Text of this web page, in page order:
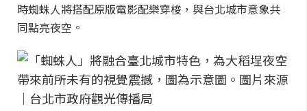
時蜘蛛人將搭配原版電影配樂穿梭，與台北城市意象共
同點亮夜空。